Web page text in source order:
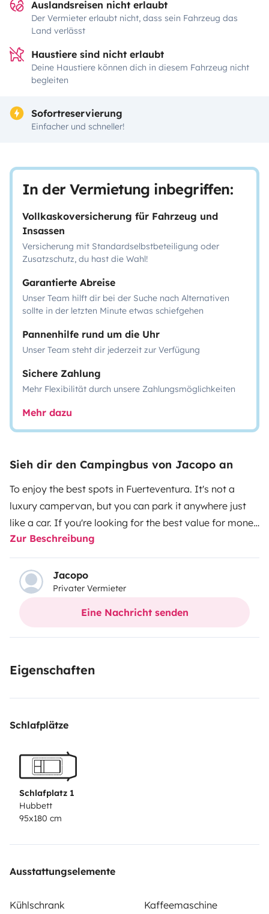
Auslandsreisen nicht erlaubt
Der Vermieter erlaubt nicht, dass sein Fahrzeug das
Land verlässt
Haustiere sind nicht erlaubt
Deine Haustiere können dich in diesem Fahrzeug nicht
begleiten
Sofortreservierung
Einfacher und schneller!
In der Vermietung inbegriffen:
Vollkaskoversicherung für Fahrzeug und
Insassen
Versicherung mit Standardselbstbeteiligung oder
Zusatzschutz, du hast die Wahl!
Garantierte Abreise
Unser Team hilft dir bei der Suche nach Alternativen
sollte in der letzten Minute etwas schiefgehen
Pannenhilfe rund um die Uhr
Unser Team steht dir jederzeit zur Verfügung
Sichere Zahlung
Mehr Flexibilität durch unsere Zahlungsmöglichkeiten
Mehr dazu
Sieh dir den Campingbus von Jacopo an
To enjoy the best spots in Fuerteventura. It's not a
luxury campervan, but you can park it anywhere just
like a car. If you're looking for the best value for money
and a wild getaway, this van is for you.
Zur Beschreibung
Jacopo
Privater Vermieter
Eine Nachricht senden
Eigenschaften
Schlafplätze
Schlafplatz 1
Hubbett
95x180 cm
Ausstattungselemente
Kühlschrank Kaffeemaschine